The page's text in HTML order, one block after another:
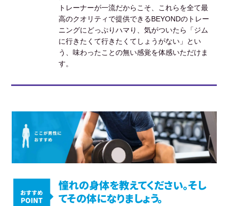
トレーナーが一流だからこそ、これらを全て最
高のクオリティで提供できるBEYONDのトレー
ニングにどっぷりハマり、気がついたら「ジム
に行きたくて行きたくてしょうがない」とい
う、味わったことの無い感覚を体感いただけま
す。
憧れの身体を教えてください。そし
てその体になりましょう。